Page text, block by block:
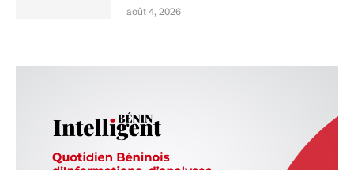
août 4, 2026